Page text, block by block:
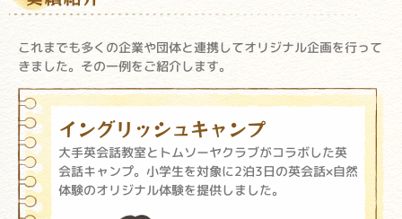
これまでも多くの企業や団体と連携してオリジナル企画を行って
きました。その一例をご紹介します。
イングリッシュキャンプ
大手英会話教室とトムソーヤクラブがコラボした英
会話キャンプ。小学生を対象に2泊3日の英会話×自然
体験のオリジナル体験を提供しました。